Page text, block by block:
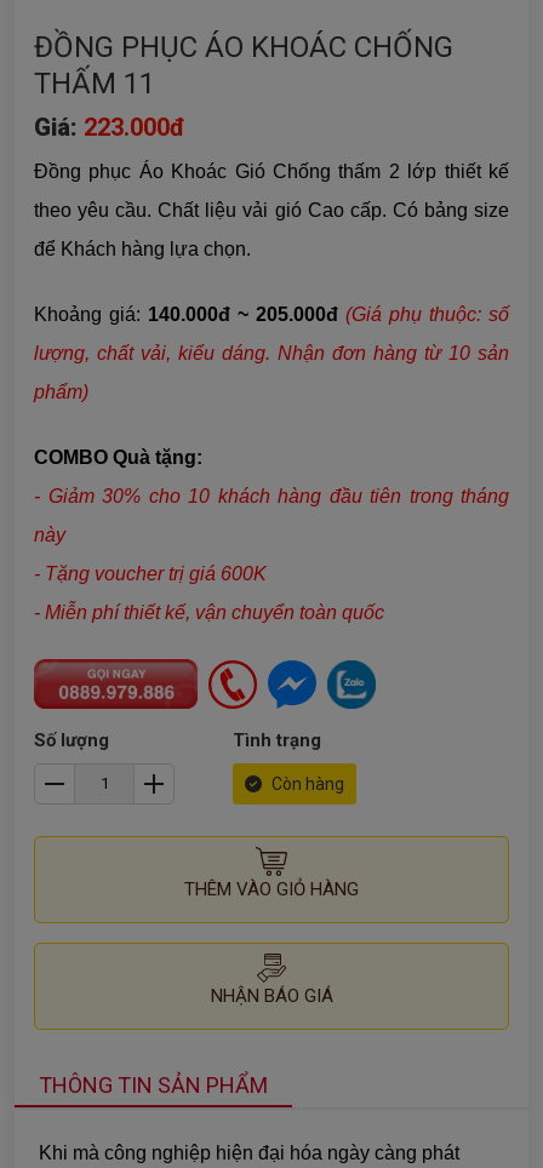
ĐỒNG PHỤC ÁO KHOÁC CHỐNG
THẤM 11
Giá: 223.000đ
Đồng phục Áo Khoác Gió Chống thấm 2 lớp thiết kế
theo yêu cầu. Chất liệuvải gió Cao cấp. Có bảng size
để Khách hàng lựa chọn.
Khoảng giá: 140.000đ ~ 205.000đ (Giá phụ thuộc: số
lượng, chất vải, kiểu dáng. Nhận đơn hàng từ 10 sản
phẩm)
COMBO Quà tặng:
- Giảm 30% cho 10 khách hàng đầu tiên trong tháng
này
- Tặng voucher trị giá 600K
- Miễn phí thiết kế, vận chuyển toàn quốc
Số lượng Tình trạng
Còn hàng
THÊM VÀO GIỎ HÀNG
NHẬN BÁO GIÁ
THÔNG TIN SẢN PHẨM
Khi mà công nghiệp hiện đại hóa ngày càng phát